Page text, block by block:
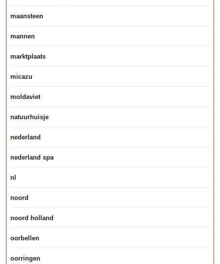
maansteen
mannen
marktplaats
micazu
moldaviet
natuurhuisje
nederland
nederland spa
nl
noord
noord holland
oorbellen
oorringen